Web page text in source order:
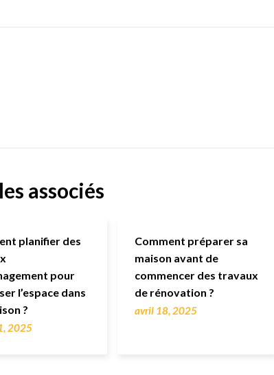
associés
planifier des
pour
l’espace dans
?
2025
Comment préparer sa
maison avant de
commencer des travaux
de rénovation ?
avril 18, 2025